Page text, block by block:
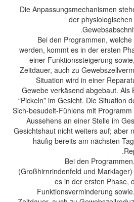
Die Anpassungsmechanismen
der
Bei den Programmen,
werden, kommt es in der ersten
einer Funktionssteigerung
Zeitdauer, auch zu
Situation wird in einer
Gewebe verkäsend abgebaut. Als
“Pickeln” im Gesicht. Die Situation
Sich-besudelt-Fühlens mit
Aussehens an einer Stelle im
Gesichtshaut nicht weiters auf; aber
häufig bereits am nächsten
Bei den
(Großhirnrindenfeld und
es in der ersten Phase,
Funktionsverminderung